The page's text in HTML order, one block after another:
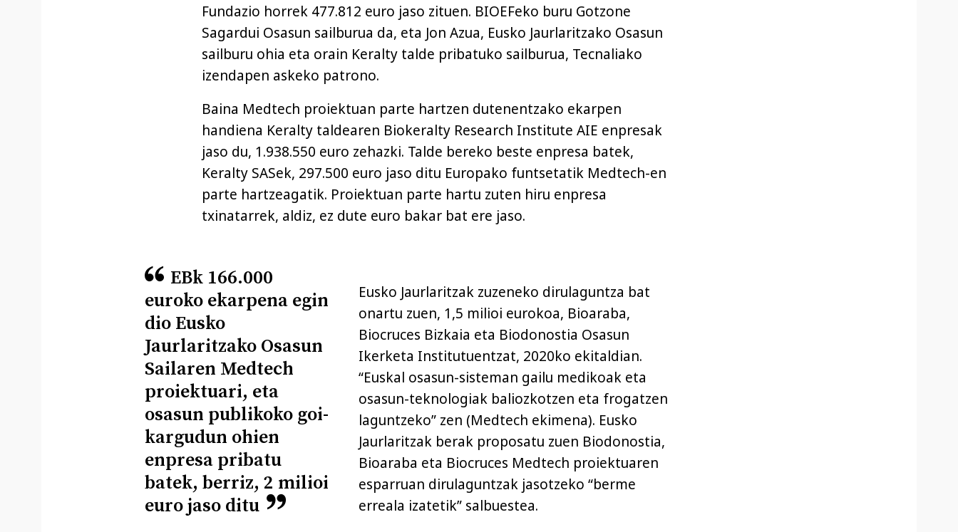
Fundazio horrek 477.812 euro jaso zituen. BIOEFeko buru Gotzone
Sagardui Osasun sailburua da, eta Jon Azua, Eusko Jaurlaritzako Osasun
sailburu ohia eta orain Keralty talde pribatuko sailburua, Tecnaliako
izendapen askeko patrono.
Baina Medtech proiektuan parte hartzen dutenentzako ekarpen
handiena Keralty taldearen Biokeralty Research Institute AIE enpresak
jaso du, 1.938.550 euro zehazki. Talde bereko beste enpresa batek,
Keralty SASek, 297.500 euro jaso ditu Europako funtsetatik Medtech-en
parte hartzeagatik. Proiektuan parte hartu zuten hiru enpresa
txinatarrek, aldiz, ez dute euro bakar bat ere jaso.
EBk 166.000
euroko ekarpena egin
dio Eusko
Jaurlaritzako Osasun
Sailaren Medtech
proiektuari, eta
osasun publikoko goi-
kargudun ohien
enpresa pribatu
batek, berriz, 2 milioi
euro jaso ditu
Eusko Jaurlaritzak zuzeneko dirulaguntza bat
onartu zuen, 1,5 milioi eurokoa, Bioaraba,
Biocruces Bizkaia eta Biodonostia Osasun
Ikerketa Institutuentzat, 2020ko ekitaldian.
“Euskal osasun-sisteman gailu medikoak eta
osasun-teknologiak baliozkotzen eta frogatzen
laguntzeko” zen (Medtech ekimena). Eusko
Jaurlaritzak berak proposatu zuen Biodonostia,
Bioaraba eta Biocruces Medtech proiektuaren
esparruan dirulaguntzak jasotzeko “berme
erreala izatetik” salbuestea.